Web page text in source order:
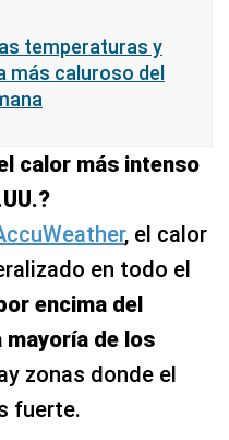
temperaturas y
más caluroso del
calor más intenso
, el calor
en todo el
encima del
de los
zonas donde el
fuerte.